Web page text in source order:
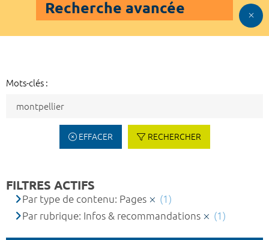
Recherche avancée
Mots-clés :
EFFACER RECHERCHER
FILTRES ACTIFS
Par type de contenu: Pages
(1)
Par rubrique: Infos & recommandations
(1)